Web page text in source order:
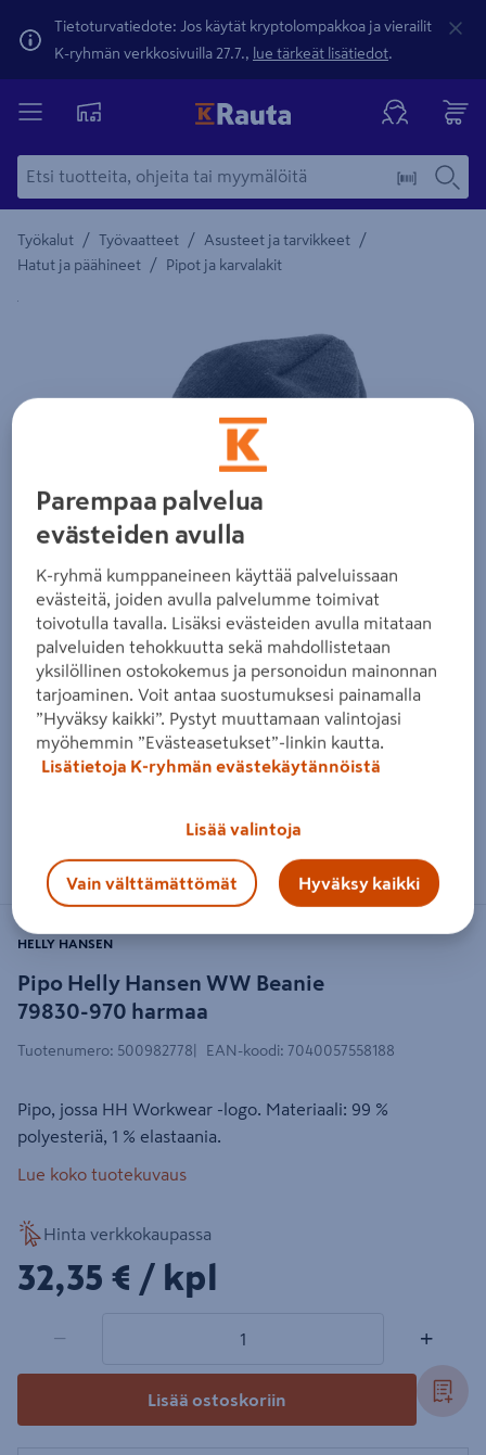
Tietoturvatiedote: Jos käytät kryptolompakkoa ja vierailit
K-ryhmän verkkosivuilla 27.7., lue tärkeät lisätiedot.
Työkalut / Työvaatteet / Asusteet ja tarvikkeet /
Hatut ja päähineet / Pipot ja karvalakit
Yksityiskohtainen kuvaus löytyy Tuotteen kuvaus -
Zoomaa kuvaa sormilla kosketusnäytöllä
Pipo Helly Hansen WW Beanie
79830-970 harmaa
HELLY HANSEN
Tuotenumero: 500982778 EAN-koodi: 7040057558188
Pipo, jossa HH Workwear -logo. Materiaali: 99 %
polyesteriä, 1 % elastaania.
Lue koko tuotekuvaus
Hinta verkkokaupassa
32,35€/kpl
32,35 € / kpl
− +
Lisää ostoskoriin
Parempaa palvelua
evästeiden avulla
K-ryhmä kumppaneineen käyttää palveluissaan
evästeitä, joiden avulla palvelumme toimivat
toivotulla tavalla. Lisäksi evästeiden avulla mitataan
palveluiden tehokkuutta sekä mahdollistetaan
yksilöllinen ostokokemus ja personoidun mainonnan
tarjoaminen. Voit antaa suostumuksesi painamalla
”Hyväksy kaikki”. Pystyt muuttamaan valintojasi
myöhemmin ”Evästeasetukset”-linkin kautta.
Lisätietoja K-ryhmän evästekäytännöistä
Lisää valintoja
Vain välttämättömät Hyväksy kaikki